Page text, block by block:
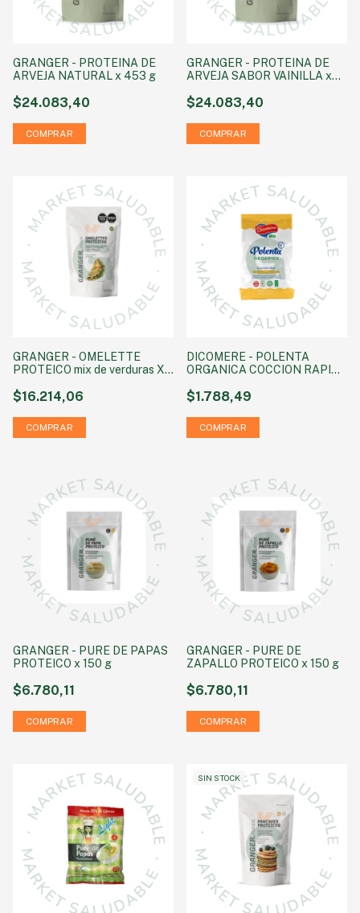
GRANGER - PROTEINA DE
ARVEJA NATURAL x 453 g
$24.083,40
GRANGER - PROTEINA DE
ARVEJA SABOR VAINILLA x
$24.083,40
GRANGER - OMELETTE
PROTEICO mix de verduras X
$16.214,06
DICOMERE - POLENTA
ORGANICA COCCION RAPIDA
$1.788,49
GRANGER - PURE DE PAPAS
PROTEICO x 150 g
$6.780,11
GRANGER - PURE DE
ZAPALLO PROTEICO x 150 g
$6.780,11
SIN STOCK